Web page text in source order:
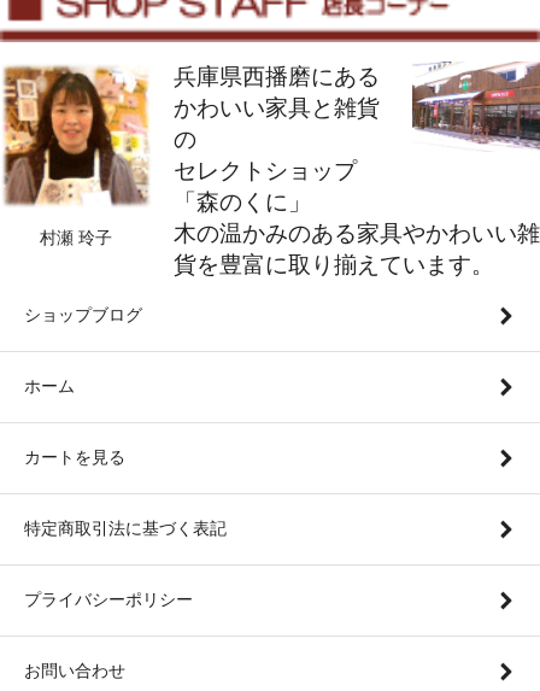
村瀬 玲子
兵庫県西播磨にある
かわいい家具と雑貨
の
セレクトショップ
「森のくに」
木の温かみのある家具やかわいい雑
貨を豊富に取り揃えています。
ショップブログ
ホーム
カートを見る
特定商取引法に基づく表記
プライバシーポリシー
お問い合わせ